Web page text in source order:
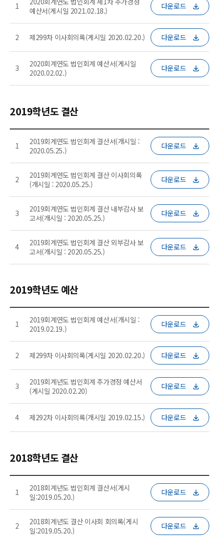
1
예산서(게시일 2021.02.18.)
다운로드
2 제299차 이사회의록(게시일 2020.02.20.) 다운로드
3
2020회계연도 법인회계 예산서(게시일
2020.02.02.)
다운로드
2019학년도 결산
1
2019회계연도 법인회계 결산서(개시일 :
2020.05.25.)
다운로드
2
2019회계연도 법인회계 결산 이사회의록
(개시일 : 2020.05.25.)
다운로드
3
2019회계연도 법인회계 결산 내부감사 보
고서(개시일 : 2020.05.25.)
다운로드
4
2019회계연도 법인회계 결산 외부감사 보
고서(개시일 : 2020.05.25.)
다운로드
2019학년도 예산
1
2019회계연도 법인회계 예산서(개시일 :
2019.02.19.)
다운로드
2 제299차 이사회의록(게시일 2020.02.20.) 다운로드
3
2019회계년도 법인회계 추가경정 예산서
(게시일 2020.02.20)
다운로드
4 제292차 이사회의록(개시일 2019.02.15.) 다운로드
2018학년도 결산
1
2018회계년도 법인회계 결산서(게시
일:2019.05.20.)
다운로드
2
2018회계년도 결산 이사회 회의록(게시
일:2019.05.20.)
다운로드